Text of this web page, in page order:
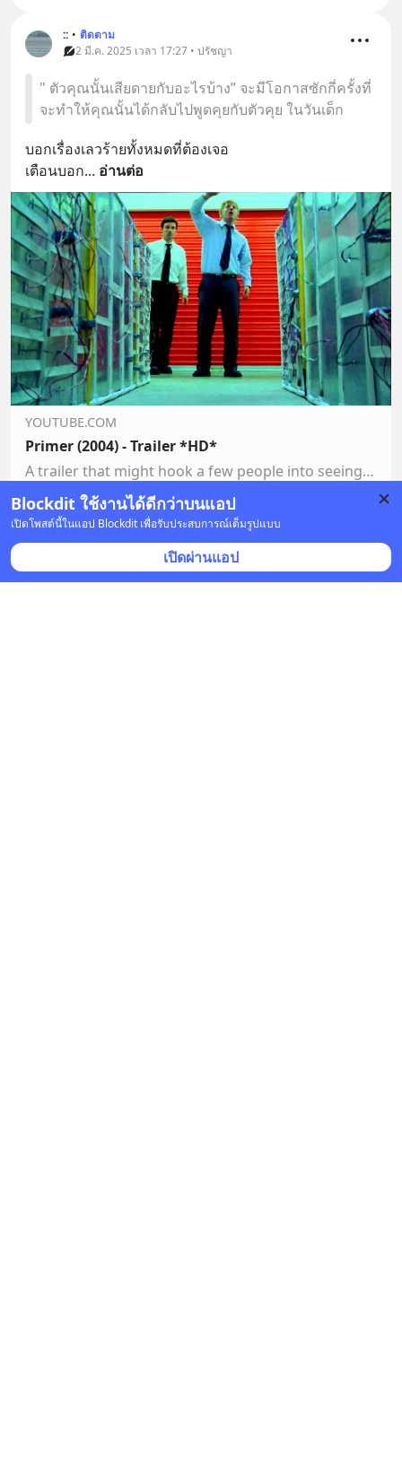
Blockdit ใช้งานได้ดีกว่าบนแอป
เปิดโพสต์นี้ในแอป Blockdit เพื่อรับประสบการณ์เต็มรูปแบบ
เปิดผ่านแอป
:: • ติดตาม
2 มี.ค. 2025 เวลา 17:27 • ปรัชญา
" ตัวคุณนั้นเสียดายกับอะไรบ้าง” จะมีโอกาสซักกี่ครั้งที่
จะทำให้คุณนั้นได้กลับไปพูดคุยกับตัวคุย ในวันเด็ก
บอกเรื่องเลวร้ายทั้งหมดที่ต้องเจอ
เตือนบอก... อ่านต่อ
YOUTUBE.COM
Primer (2004) - Trailer *HD*
A trailer that might hook a few people into seeing this great movie without giving away the plot. Both songs are from the Upstream Color soundtrack, which wa…
1 บันทึก
ติดตาม
6 ก.พ. 2025 เวลา 12:00 • หุ้น & เศรษฐกิจ